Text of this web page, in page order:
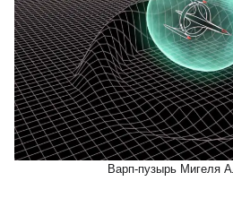
Варп-пузырь Мигеля